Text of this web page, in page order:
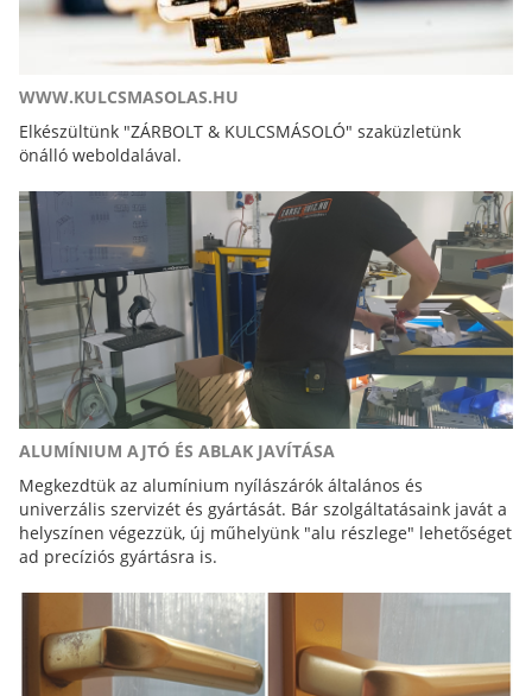
WWW.KULCSMASOLAS.HU
Elkészültünk "ZÁRBOLT & KULCSMÁSOLÓ" szaküzletünk
önálló weboldalával.
ALUMÍNIUM AJTÓ ÉS ABLAK JAVÍTÁSA
Megkezdtük az alumínium nyílászárók általános és
univerzális szervizét és gyártását. Bár szolgáltatásaink javát a
helyszínen végezzük, új műhelyünk "alu részlege" lehetőséget
ad precíziós gyártásra is.